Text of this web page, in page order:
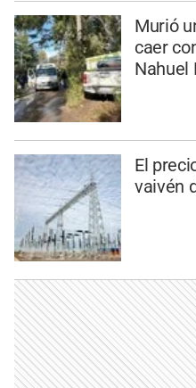
Murió
caer
Nahuel
El
vaivén